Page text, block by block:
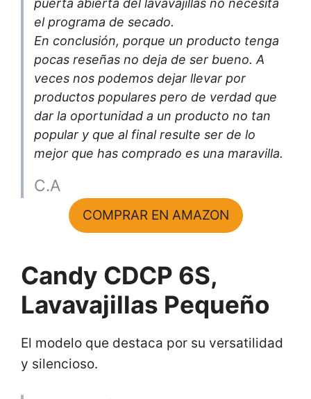
puerta abierta del lavavajillas no necesita
el programa de secado.
En conclusión, porque un producto tenga
pocas reseñas no deja de ser bueno. A
veces nos podemos dejar llevar por
productos populares pero de verdad que
dar la oportunidad a un producto no tan
popular y que al final resulte ser de lo
mejor que has comprado es una maravilla.
C.A
COMPRAR EN AMAZON
Candy CDCP 6S,
Lavavajillas Pequeño
El modelo que destaca por su versatilidad
y silencioso.